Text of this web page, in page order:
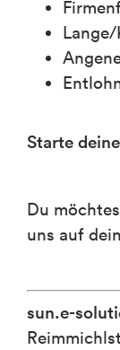
Starte
Du
uns auf
sun.e-